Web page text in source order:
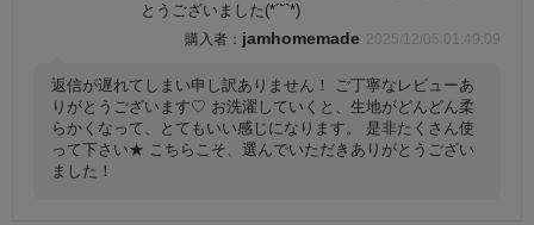
とうございました(*´˘`*)
jamhomemade 2025/12/05 01:49:09
返信が遅れてしまい申し訳ありません！ ご丁寧なレビューあ
りがとうございます♡ お洗濯していくと、生地がどんどん柔
らかくなって、とてもいい感じになります。 是非たくさん使
って下さい★ こちらこそ、選んでいただきありがとうござい
ました！